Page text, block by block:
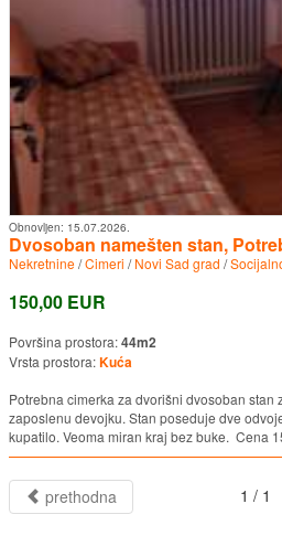
Obnovljen: 15.07.2026.
Dvosoban namešten stan,
Nekretnine/Cimeri /Novi Sad grad /
150,00 EUR
Površina prostora:44m2
Vrsta prostora:Kuća
Potrebna cimerka za dvorišni dvosoban stan
zaposlenu devojku. Stan poseduje dve
kupatilo. Veoma miran kraj bez buke. Cena
prethodna 1 / 1